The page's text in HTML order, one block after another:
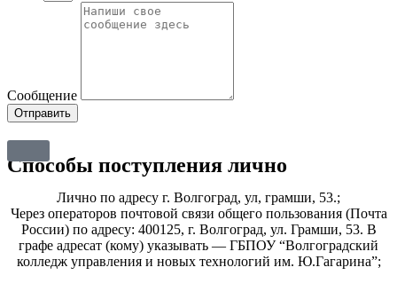
Сообщение
Отправить
Способы поступления лично
Лично по адресу г. Волгоград, ул, грамши, 53.;
Через операторов почтовой связи общего пользования (Почта
России) по адресу: 400125, г. Волгоград, ул. Грамши, 53. В
графе адресат (кому) указывать — ГБПОУ “Волгоградский
колледж управления и новых технологий им. Ю.Гагарина”;